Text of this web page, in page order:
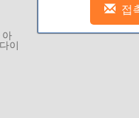
아
이